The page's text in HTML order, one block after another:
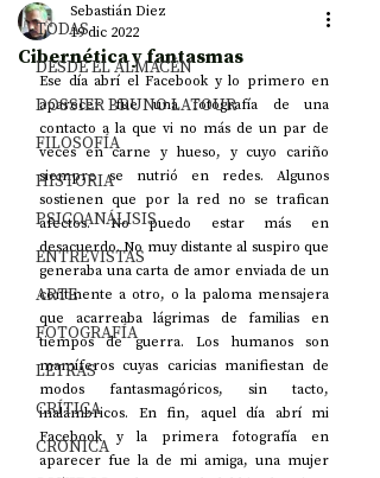
TODAS
DESDE EL ALMACÉN
DOSSIER BRUNO LATOUR
FILOSOFÍA
HISTORIA
PSICOANÁLISIS
ENTREVISTAS
ARTE
FOTOGRAFÍA
LETRAS
CRÍTICA
CRÓNICA
Cibernética y fantasmas
Sebastián Diez
19 dic 2022
Ese día abrí el Facebook y lo primero en
aparecer fue una fotografía de una
contacto a la que vi no más de un par de
veces en carne y hueso, y cuyo cariño
siempre se nutrió en redes. Algunos
sostienen que por la red no se trafican
afectos. No puedo estar más en
desacuerdo. No muy distante al suspiro que
generaba una carta de amor enviada de un
continente a otro, o la paloma mensajera
que acarreaba lágrimas de familias en
tiempos de guerra. Los humanos son
mamíferos cuyas caricias manifiestan de
modos fantasmagóricos, sin tacto,
inalámbricos. En fin, aquel día abrí mi
Facebook y la primera fotografía en
aparecer fue la de mi amiga, una mujer